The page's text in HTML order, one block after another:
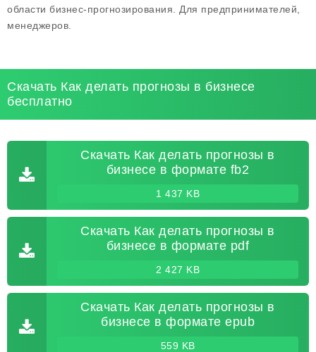
области бизнес-прогнозирования. Для предпринимателей,
менеджеров.
Скачать Как делать прогнозы в бизнесе
бесплатно
Скачать Как делать прогнозы в
бизнесе в формате fb2
1 437 KB
Скачать Как делать прогнозы в
бизнесе в формате pdf
2 427 KB
Скачать Как делать прогнозы в
бизнесе в формате epub
559 KB